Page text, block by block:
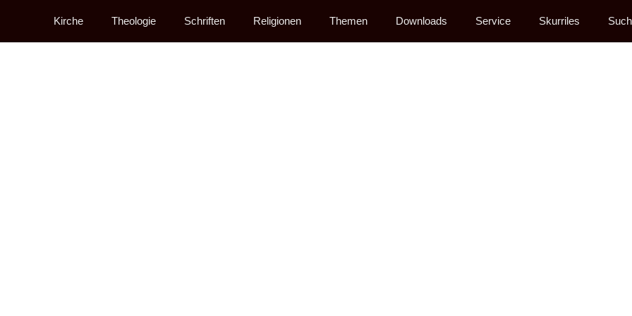
Kirche Theologie Schriften Religionen Themen Downloads Service Skurriles